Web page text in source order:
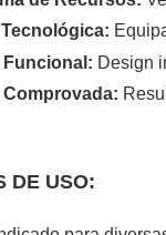
Funcional: Design
Comprovada:
DE USO: